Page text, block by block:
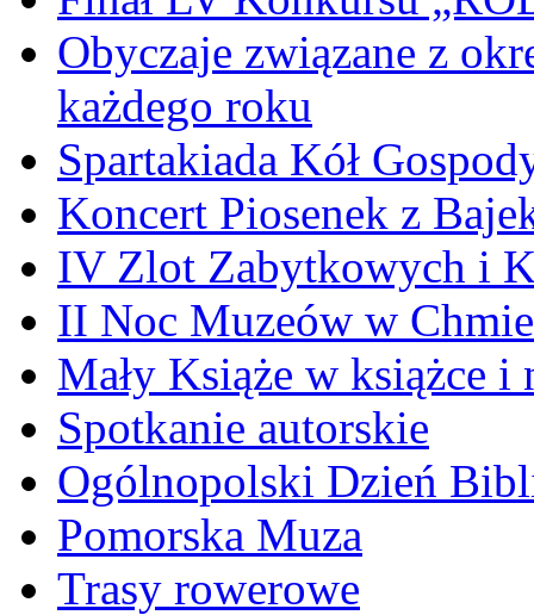
Obyczaje związane z
każdego roku
Spartakiada Kół
Koncert Piosenek z
IV Zlot Zabytkowych i
II Noc Muzeów w
Mały Książe w książce i
Spotkanie autorskie
Ogólnopolski Dzień
Pomorska Muza
Trasy rowerowe